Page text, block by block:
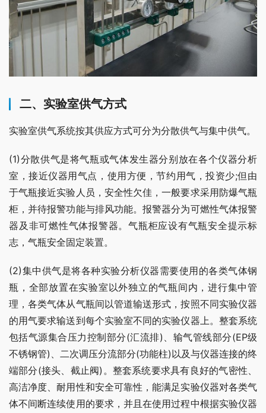
二、实验室供气方式
实验室供气系统按其供应方式可分为分散供气与集中供气。
(1)分散供气是将气瓶或气体发生器分别放在各个仪器分析
室，接近仪器用气点，使用方便，节约用气，投资少;但由
于气瓶接近实验人员，安全性欠佳，一般要求采用防爆气瓶
柜，并待报警功能与排风功能。报警器分为可燃性气体报警
器及非可燃性气体报警器。气瓶柜应设有气瓶安全提示标
志，气瓶安全固定装置。
(2)集中供气是将各种实验分析仪器需要使用的各类气体钢
瓶，全部放置在实验室以外独立的气瓶间内，进行集中管
理，各类气体从气瓶间以管道输送形式，按照不同实验仪器
的用气要求输送到每个实验室不同的实验仪器上。整套系统
包括气源集合压力控制部分(汇流排)、输气管线部分(EP级
不锈钢管)、二次调压分流部分(功能柱)以及与仪器连接的终
端部分(接头、截止阀)。整套系统要求具有良好的气密性、
高洁净度、耐用性和安全可靠性，能满足实验仪器对各类气
体不间断连续使用的要求，并且在使用过程中根据实验仪器